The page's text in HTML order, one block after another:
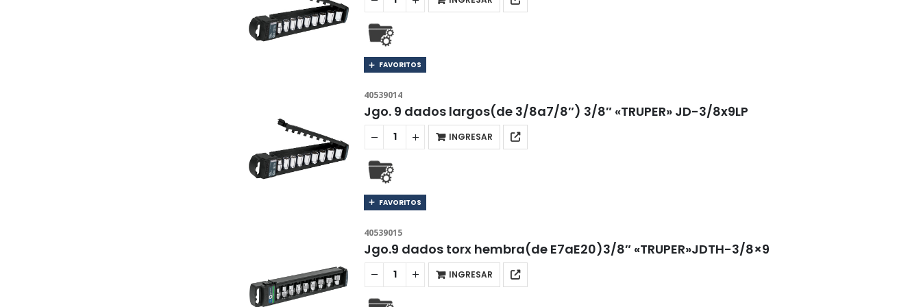
FAVORITOS
40539014
Jgo. 9 dados largos(de 3/8a7/8″) 3/8″ «TRUPER» JD-3/8x9LP
INGRESAR
FAVORITOS
40539015
Jgo.9 dados torx hembra(de E7aE20)3/8″ «TRUPER»JDTH-3/8×9
INGRESAR